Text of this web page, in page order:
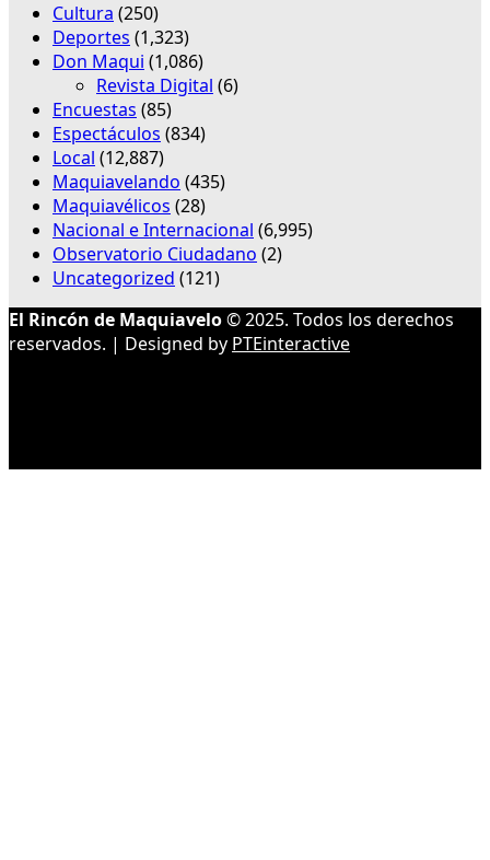
Cultura (250)
Deportes (1,323)
Don Maqui (1,086)
Revista Digital (6)
Encuestas (85)
Espectáculos (834)
Local (12,887)
Maquiavelando (435)
Maquiavélicos (28)
Nacional e Internacional (6,995)
Observatorio Ciudadano (2)
Uncategorized (121)
El Rincón de Maquiavelo© 2025. Todos los derechos
reservados. | Designed by PTEinteractive